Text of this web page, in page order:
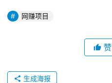
网赚项目
赞
生成海报